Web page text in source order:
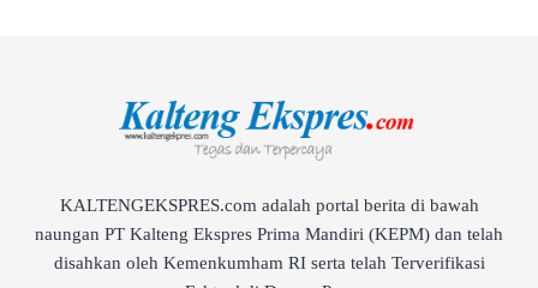
KALTENGEKSPRES.com adalah portal berita di bawah
naungan PT Kalteng Ekspres Prima Mandiri (KEPM) dan telah
disahkan oleh Kemenkumham RI serta telah Terverifikasi